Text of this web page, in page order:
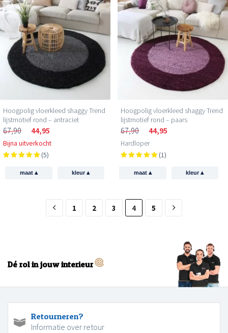
Hoogpolig vloerkleed shaggy Trend
lijstmotief rond – antraciet
67,90 44,95
Bijna uitverkocht
(5)
maat ▴ kleur▴
Hoogpolig vloerkleed shaggy Trend
lijstmotief rond – paars
67,90 44,95
Hardloper
(1)
maat ▴ kleur▴
1 2 3 4 5
Dé rol in jouw interieur
Retourneren?
Informatie over retour